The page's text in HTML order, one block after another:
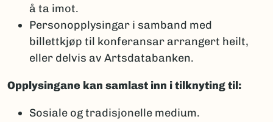
å ta imot.
Personopplysingar i samband med
billettkjøp til konferansar arrangert heilt,
eller delvis av Artsdatabanken.​
Opplysingane kan samlast inn i tilknyting til:
Sosiale og tradisjonelle medium.